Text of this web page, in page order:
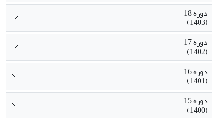
دوره 18
(1403)
دوره 17
(1402)
دوره 16
(1401)
دوره 15
(1400)